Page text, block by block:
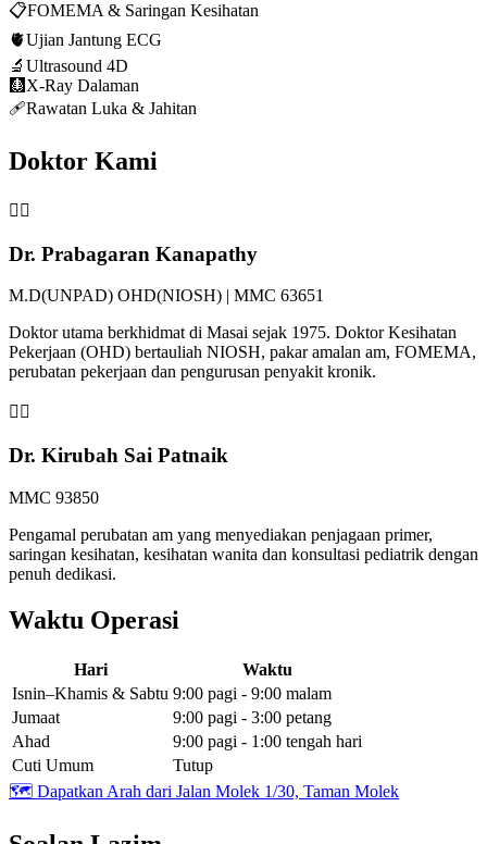
📋FOMEMA & Saringan Kesihatan
🫀Ujian Jantung ECG
🔬 Ultrasound 4D
🩻 X-Ray Dalaman
🩹Rawatan Luka & Jahitan
Doktor Kami
👨‍⚕️
Dr. Prabagaran Kanapathy
M.D(UNPAD) OHD(NIOSH) | MMC 63651
Doktor utama berkhidmat di Masai sejak 1975. Doktor Kesihatan
Pekerjaan (OHD) bertauliah NIOSH, pakar amalan am, FOMEMA,
perubatan pekerjaan dan pengurusan penyakit kronik.
👩‍⚕️
Dr. Kirubah Sai Patnaik
MMC 93850
Pengamal perubatan am yang menyediakan penjagaan primer,
saringan kesihatan, kesihatan wanita dan konsultasi pediatrik dengan
penuh dedikasi.
Waktu Operasi
Hari
Waktu
Isnin–Khamis & Sabtu 9:00 pagi - 9:00 malam
Jumaat
9:00 pagi - 3:00 petang
Ahad
9:00 pagi - 1:00 tengah hari
Cuti Umum
Tutup
🗺️ Dapatkan Arah dari Jalan Molek 1/30, Taman Molek